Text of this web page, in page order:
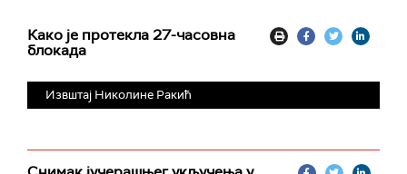
Како је протекла 27-часовна
блокада
Извштај Николине Ракић